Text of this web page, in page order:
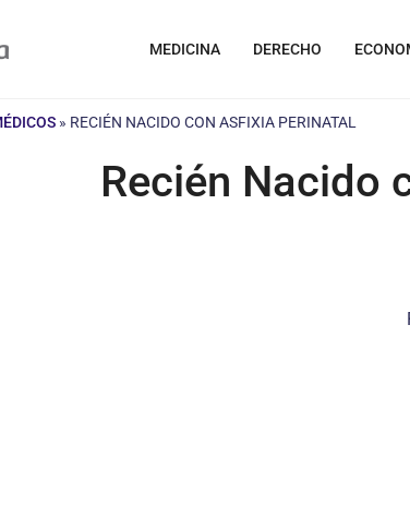
MEDICINA DERECHO
» RECIÉN NACIDO CON ASFIXIA PERINATAL
Recién Nacido